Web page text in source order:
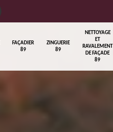
FAÇADIER
89
ZINGUERIE
89
NETTOYAGE
ET
RAVALEMENT
DE FAÇADE
89